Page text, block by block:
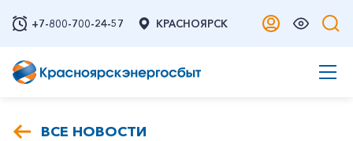
+7-800-700-24-57 КРАСНОЯРСК
ВСЕ НОВОСТИ